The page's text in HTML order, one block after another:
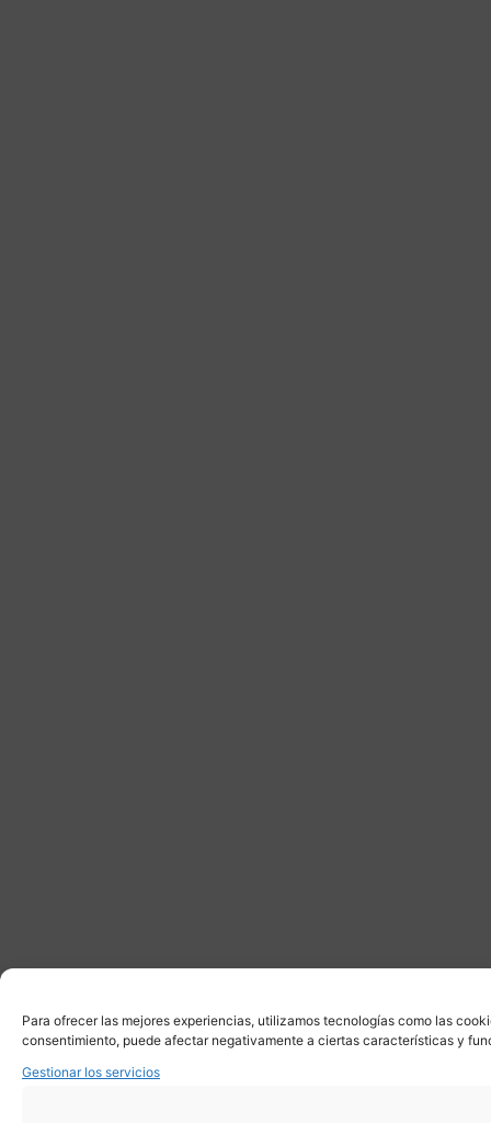
Para ofrecer las mejores experiencias, utilizamos tecnologías como las
consentimiento, puede afectar negativamente a ciertas características y
Gestionar los servicios